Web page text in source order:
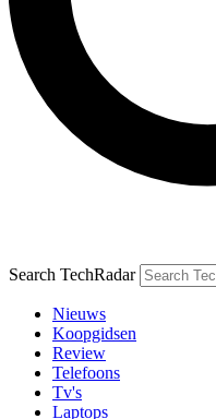
Search TechRadar
Nieuws
Koopgidsen
Review
Telefoons
Tv's
Laptops